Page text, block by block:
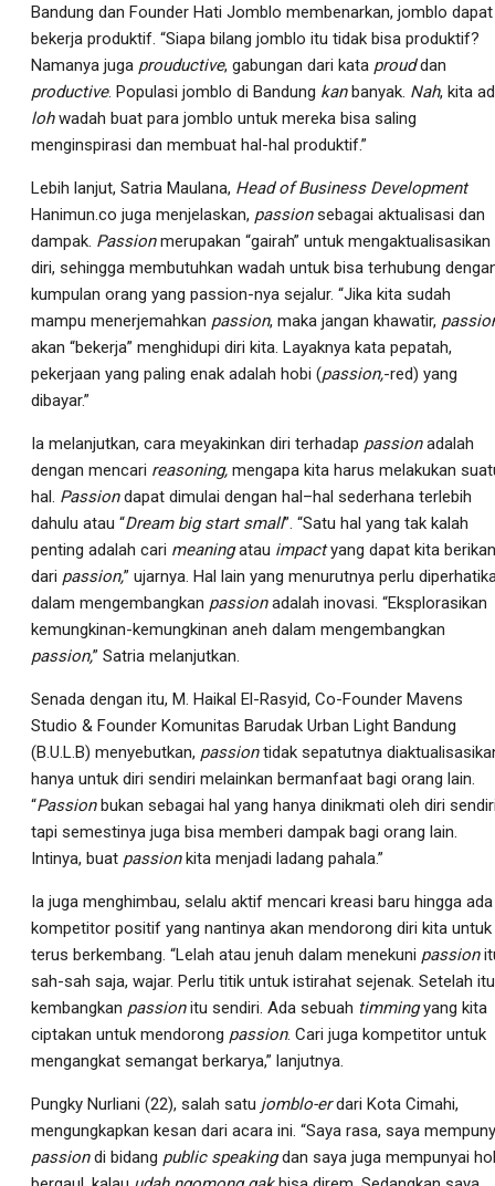
Bandung dan Founder Hati Jomblo membenarkan, jomblo dapat
bekerja produktif. “Siapa bilang jomblo itu tidak bisa produktif?
Namanya juga prouductive, gabungan dari kata prouddan
productive. Populasi jomblo di Bandung kanbanyak. Nah, kita
lohwadah buat para jomblo untuk mereka bisa saling
menginspirasi dan membuat hal-hal produktif.”
Lebih lanjut, Satria Maulana, Head of Business Development
Hanimun.co juga menjelaskan, passionsebagai aktualisasi dan
dampak. Passionmerupakan “gairah” untuk mengaktualisasikan
diri, sehingga membutuhkan wadah untuk bisa terhubung
kumpulan orang yang passion-nya sejalur. “Jika kita sudah
mampu menerjemahkan passion, maka jangan khawatir,
akan “bekerja” menghidupi diri kita. Layaknya kata pepatah,
pekerjaan yang paling enak adalah hobi (passion,-red) yang
dibayar.”
Ia melanjutkan, cara meyakinkan diri terhadap passionadalah
dengan mencari reasoning, mengapa kita harus melakukan
hal. Passiondapat dimulai dengan hal–hal sederhana terlebih
dahulu atau “Dream big start small”. “Satu hal yang tak kalah
penting adalah cari meaningatau impactyang dapat kita berikan
dari passion,” ujarnya. Hal lain yang menurutnya perlu
dalam mengembangkan passionadalah inovasi. “Eksplorasikan
kemungkinan-kemungkinan aneh dalam mengembangkan
passion,” Satria melanjutkan.
Senada dengan itu, M. Haikal El-Rasyid, Co-Founder Mavens
Studio & Founder Komunitas Barudak Urban Light Bandung
(B.U.L.B) menyebutkan, passiontidak sepatutnya
hanya untuk diri sendiri melainkan bermanfaat bagi orang lain.
“Passionbukan sebagai hal yang hanya dinikmati oleh diri
tapi semestinya juga bisa memberi dampak bagi orang lain.
Intinya, buat passionkita menjadi ladang pahala.”
Ia juga menghimbau, selalu aktif mencari kreasi baru hingga ada
kompetitor positif yang nantinya akan mendorong diri kita untuk
terus berkembang. “Lelah atau jenuh dalam menekuni passion
sah-sah saja, wajar. Perlu titik untuk istirahat sejenak. Setelah
kembangkan passionitu sendiri. Ada sebuah timmingyang kita
ciptakan untuk mendorong passion. Cari juga kompetitor untuk
mengangkat semangat berkarya,” lanjutnya.
Pungky Nurliani (22), salah satu jomblo-erdari Kota Cimahi,
mengungkapkan kesan dari acara ini. “Saya rasa, saya
passiondi bidang public speakingdan saya juga mempunyai